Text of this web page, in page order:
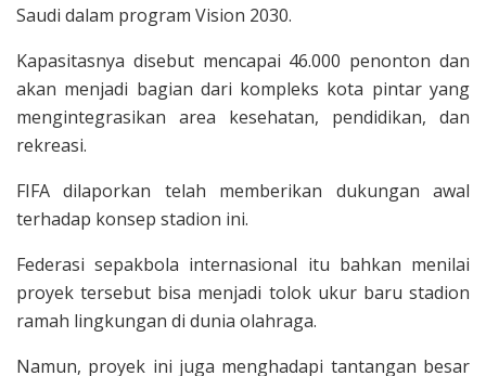
Saudi dalam program Vision 2030.
Kapasitasnya disebut mencapai 46.000 penonton dan
akan menjadi bagian dari kompleks kota pintar yang
mengintegrasikan area kesehatan, pendidikan, dan
rekreasi.
FIFA dilaporkan telah memberikan dukungan awal
terhadap konsep stadion ini.
Federasi sepakbola internasional itu bahkan menilai
proyek tersebut bisa menjadi tolok ukur baru stadion
ramah lingkungan di dunia olahraga.
Namun, proyek ini juga menghadapi tantangan besar